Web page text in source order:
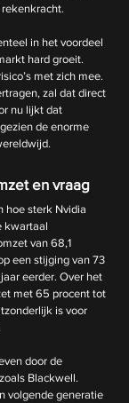
in het voordeel
hard groeit.
met zich mee.
zal dat direct
nu lijkt dat
de enorme
en vraag
hoe sterk Nvidia
kwartaal
van 68,1
een stijging van 73
eerder. Over het
met 65 procent tot
is voor
door de
Blackwell.
volgende generatie